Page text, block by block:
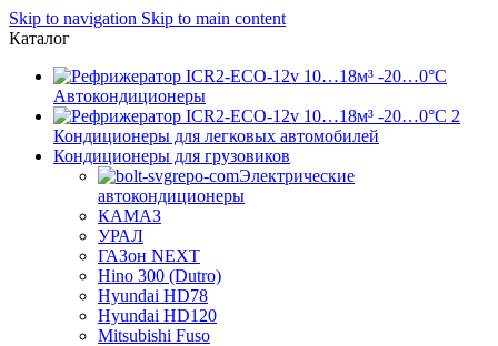
Skip to navigation Skip to main content
Каталог
Автокондиционеры
Кондиционеры для легковых автомобилей
Кондиционеры для грузовиков
Электрические
автокондиционеры
КАМАЗ
УРАЛ
ГАЗон NEXT
Hino 300 (Dutro)
Hyundai HD78
Hyundai HD120
Mitsubishi Fuso